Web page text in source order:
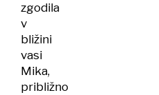
zgodila
v
bližini
vasi
Mika,
približno